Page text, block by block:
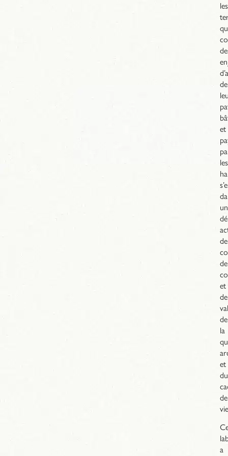
les
de
et
les
de
de
et
de
de
la
et
du
de
a